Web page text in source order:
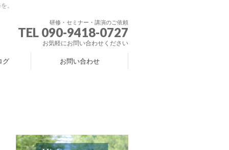
。
研修・セミナー・講演のご依頼
TEL 090-9418-0727
お気軽にお問い合わせください
グ お問い合わせ